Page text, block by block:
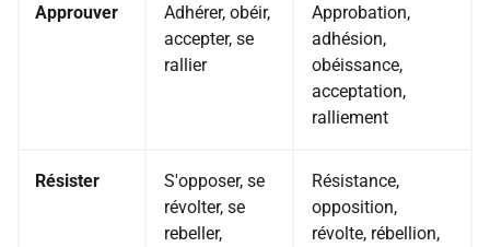
Approuver
Adhérer, obéir,
accepter, se
rallier
Approbation,
adhésion,
obéissance,
acceptation,
ralliement
Résister
S'opposer, se
révolter, se
rebeller,
Résistance,
opposition,
révolte, rébellion,